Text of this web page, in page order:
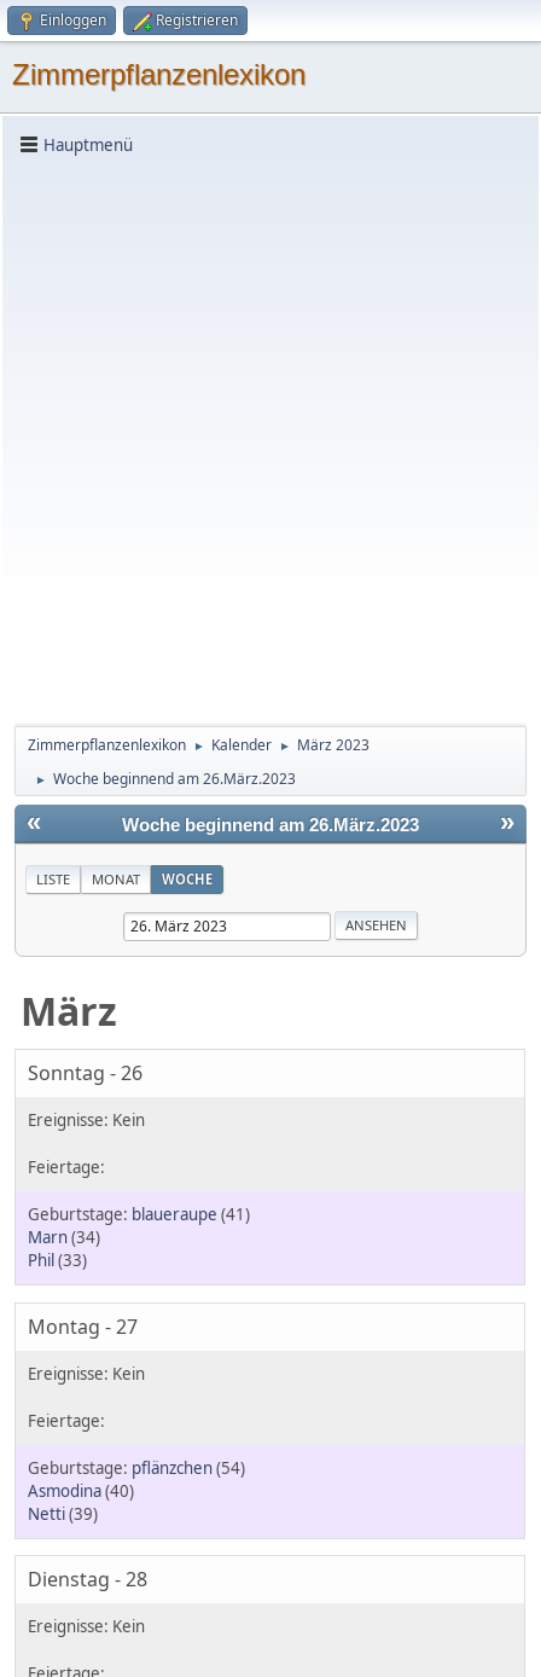
Einloggen Registrieren
Zimmerpflanzenlexikon
Hauptmenü
Zimmerpflanzenlexikon ► Kalender ► März 2023
► Woche beginnend am 26.März.2023
« »
Woche beginnend am 26.März.2023
LISTE MONAT WOCHE
März
Sonntag - 26
blaueraupe (41)
Marn(34)
Phil (33)
Montag - 27
pflänzchen(54)
Asmodina(40)
Netti(39)
Dienstag - 28